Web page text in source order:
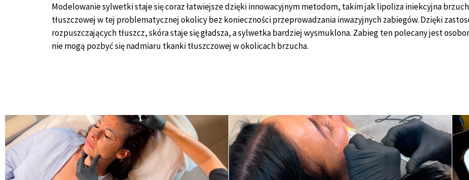
Modelowanie sylwetki staje się coraz łatwiejsze dzięki innowacyjnym metodom, takim jak lipoliza iniekcyjna
tłuszczowej w tej problematycznej okolicy bez konieczności przeprowadzania inwazyjnych zabiegów. Dzięki
rozpuszczających tłuszcz, skóra staje się gładsza, a sylwetka bardziej wysmuklona. Zabieg ten polecany jest
nie mogą pozbyć się nadmiaru tkanki tłuszczowej w okolicach brzucha.